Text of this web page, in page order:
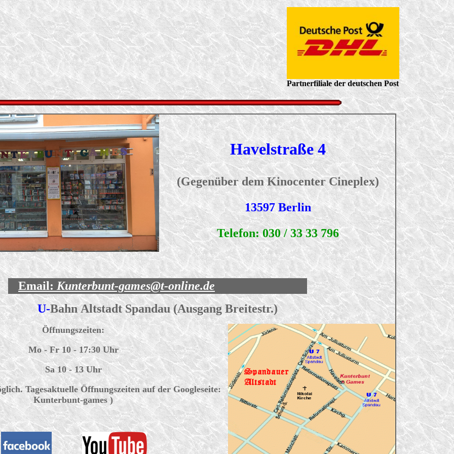
Partnerfiliale der deutschen Post
Havelstraße 4
(Gegenüber dem Kinocenter Cineplex)
13597 Berlin
Telefon: 030 / 33 33 796
Email: Kunterbunt-games@t-online.de
U-Bahn Altstadt Spandau (Ausgang Breitestr.)
Öffnungszeiten:
Mo - Fr 10 - 17:30 Uhr
Sa 10 - 13 Uhr
Tagesaktuelle Öffnungszeiten auf der Googleseite:
Kunterbunt-games )